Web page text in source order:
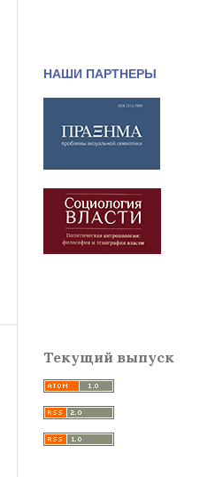
НАШИ ПАРТНЕРЫ
Текущий выпуск